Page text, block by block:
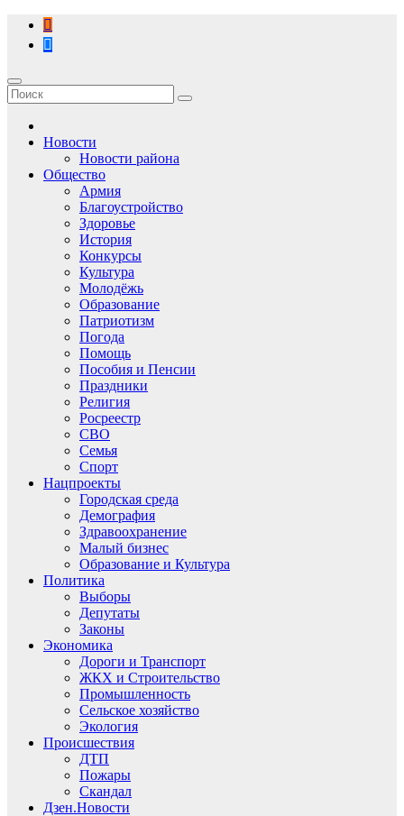
Перейти
содержимому
Новости
Новости района
Общество
Армия
Благоустройство
Здоровье
История
Конкурсы
Культура
Молодёжь
Образование
Патриотизм
Погода
Помощь
Пособия и Пенсии
Праздники
Религия
Росреестр
СВО
Семья
Спорт
Нацпроекты
Городская среда
Демография
Здравоохранение
Малый бизнес
Образование и Культура
Политика
Выборы
Депутаты
Законы
Экономика
Дороги и Транспорт
ЖКХ и Строительство
Промышленность
Сельское хозяйство
Экология
Происшествия
ДТП
Пожары
Скандал
Дзен.Новости